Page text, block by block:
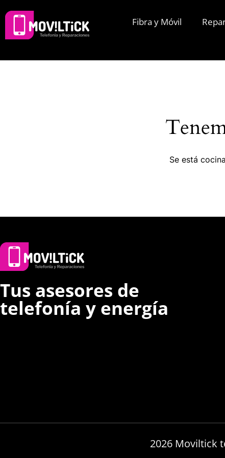
Fibra y Móvil
Se está
Tus asesores de
telefonía y energía
2026 Moviltick